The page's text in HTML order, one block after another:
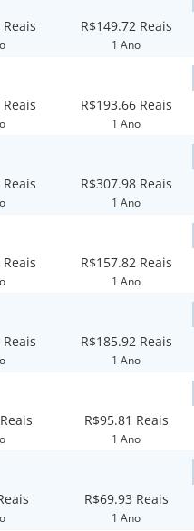
Reais R$149.72 Reais
1 Ano
Reais R$193.66 Reais
1 Ano
Reais R$307.98 Reais
1 Ano
Reais R$157.82 Reais
1 Ano
Reais R$185.92 Reais
1 Ano
R$95.81 Reais
1 Ano
R$69.93 Reais
1 Ano